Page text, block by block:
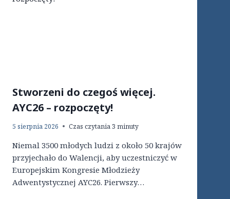
Stworzeni do czegoś więcej.
AYC26 – rozpoczęty!
5 sierpnia 2026 Czas czytania 3 minuty
Niemal 3500 młodych ludzi z około 50 krajów
przyjechało do Walencji, aby uczestniczyć w
Europejskim Kongresie Młodzieży
Adwentystycznej AYC26. Pierwszy…